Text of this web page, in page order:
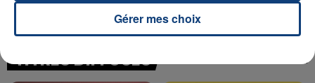
La famille a porté plainte contre la clinique qui a
reconnu sa responsabilité et présenté ses
TITRES DIFFUSÉS
Gérer mes choix